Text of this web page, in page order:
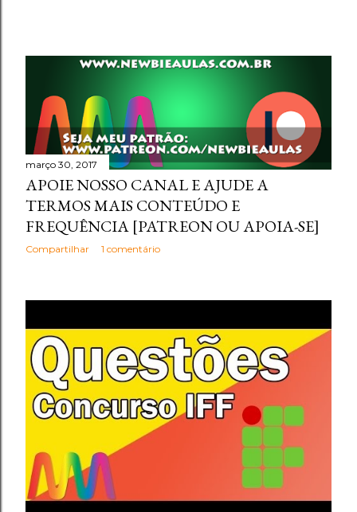
março 30, 2017
APOIE NOSSO CANAL E AJUDE A
TERMOS MAIS CONTEÚDO E
FREQUÊNCIA [PATREON OU APOIA-SE]
Compartilhar 1 comentário